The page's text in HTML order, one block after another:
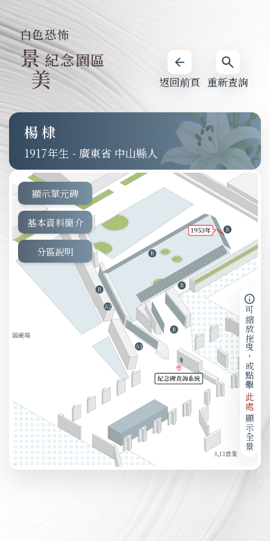
重新查詢
返回前頁
白色恐怖
景
美
紀念園區
楊棣
1917 - 廣東省 中山縣人
顯示單元碑
基本資料簡介
分區說明
可縮放拖曳，或點擊
此處
顯示全景